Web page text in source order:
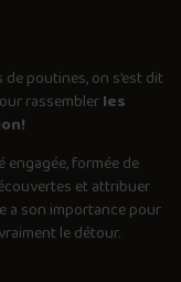
poutines, on s’est dit
rassemblerles
engagée, formée de
et attribuer
a son importance pour
le détour.